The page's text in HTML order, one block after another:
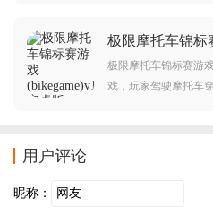
兴趣的朋友可以来下
极限摩托车锦标
版
极限摩托车锦标赛游
戏，玩家驾驶摩托车
用户评论
昵称：